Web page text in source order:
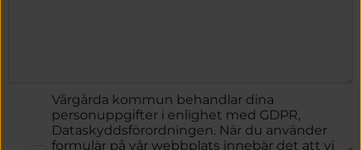
Vårgårda kommun behandlar dina
personuppgifter i enlighet med GDPR,
Dataskyddsförordningen. När du använder
formulär på vår webbplats innebär det att vi